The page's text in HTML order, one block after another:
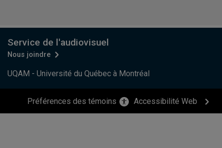
UQAM - Université du Québec à Montréal
Service de l'audiovisuel
Nous joindre
Préférences des témoins Accessibilité Web